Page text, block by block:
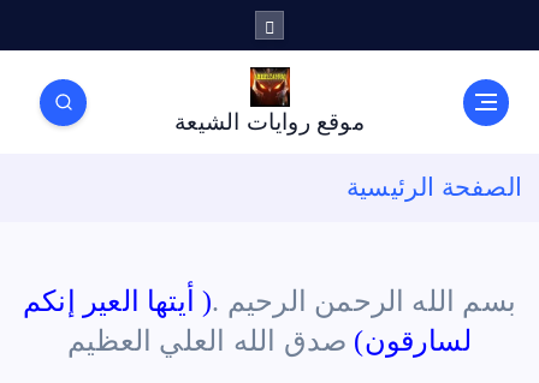
ل
موقع روايات الشيعة
الصفحة الرئيسية
بسم الله الرحمن الرحيم .( أيتها العير إنكم
لسارقون) صدق الله العلي العظيم